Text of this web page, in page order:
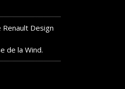
Design
de la Wind.